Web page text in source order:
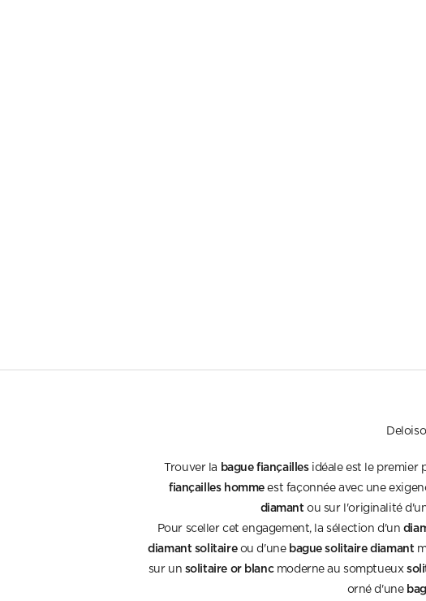
Trouver la bague fiançaillesidéale est le premier
fiançailles hommeest façonnée avec une
diamant ou sur l'originalité
Pour sceller cet engagement, la sélection d'un
diamant solitaireou d'une bague solitaire diamant
sur un solitaire or blancmoderne au somptueux
orné d'une